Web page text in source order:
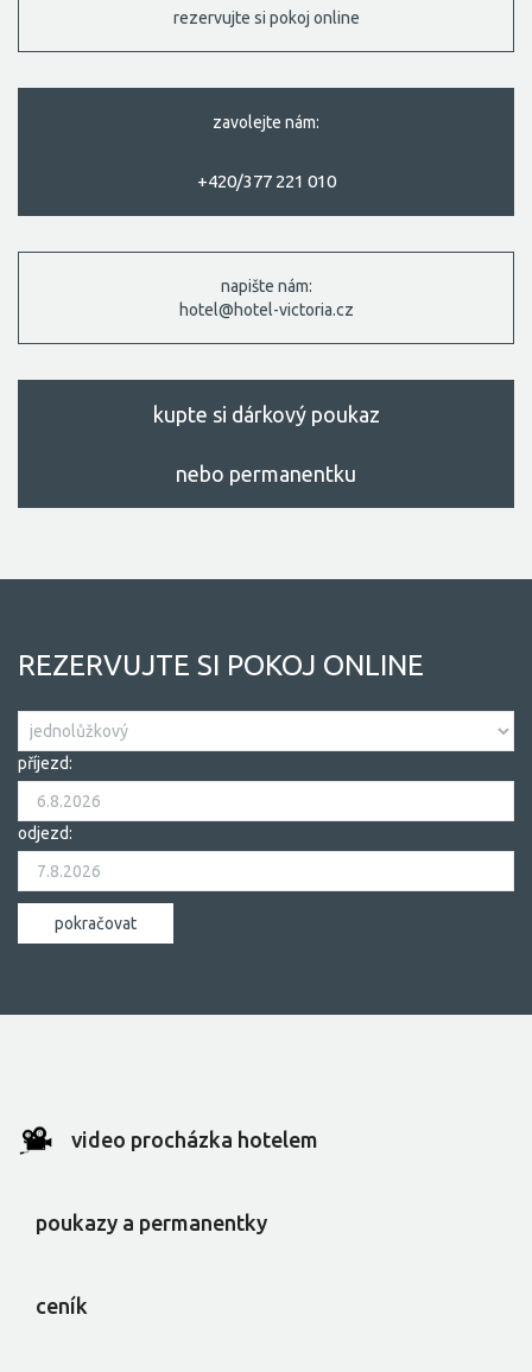
rezervujte si pokoj online
zavolejte nám:
+420/377 221 010
napište nám:
hotel@hotel-victoria.cz
kupte si dárkový poukaz
nebo permanentku
REZERVUJTE SI POKOJ ONLINE
příjezd:
odjezd:
video procházka hotelem
poukazy a permanentky
ceník